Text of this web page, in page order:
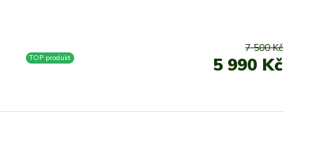
TOP produkt
7 500 Kč
5 990 Kč